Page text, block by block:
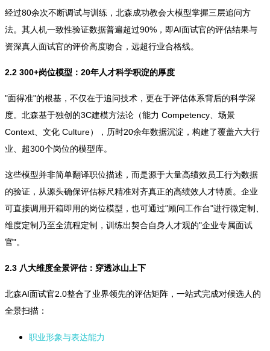
经过80余次不断调试与训练，北森成功教会大模型掌握三层追问方
法。其人机一致性验证数据普遍超过90%，即AI面试官的评估结果与
资深真人面试官的评价高度吻合，远超行业合格线。
2.2 300+岗位模型：20年人才科学积淀的厚度
"面得准"的根基，不仅在于追问技术，更在于评估体系背后的科学深
度。北森基于独创的3C建模方法论（能力 Competency、场景
Context、文化 Culture），历时20余年数据沉淀，构建了覆盖六大行
业、超300个岗位的模型库。
这些模型并非简单翻译职位描述，而是源于大量高绩效员工行为数据
的验证，从源头确保评估标尺精准对齐真正的高绩效人才特质。企业
可直接调用开箱即用的岗位模型，也可通过"顾问工作台"进行微定制、
维度定制乃至全流程定制，训练出契合自身人才观的"企业专属面试
官"。
2.3 八大维度全景评估：穿透冰山上下
北森AI面试官2.0整合了业界领先的评估矩阵，一站式完成对候选人的
全景扫描：
职业形象与表达能力